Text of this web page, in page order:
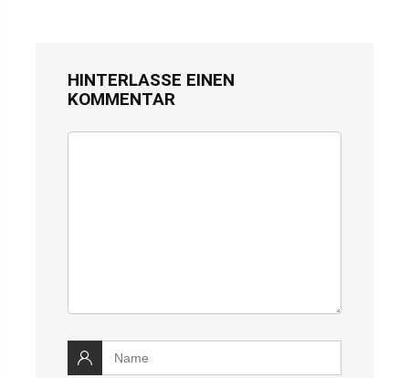
HINTERLASSE EINEN
KOMMENTAR